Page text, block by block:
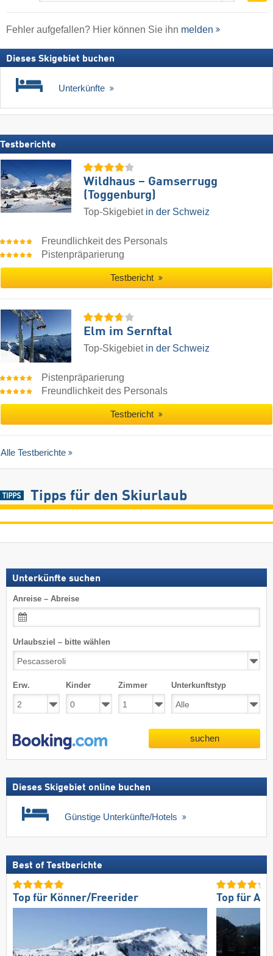
Fehler aufgefallen? Hier können Sie ihn melden
Dieses Skigebiet buchen
Unterkünfte
Testberichte
Wildhaus – Gamserrugg
(Toggenburg)
Top-Skigebiet in der Schweiz
Freundlichkeit des Personals
Pistenpräparierung
Testbericht
Elm im Sernftal
Top-Skigebiet in der Schweiz
Pistenpräparierung
Freundlichkeit des Personals
Testbericht
Alle Testberichte
Tipps für den Skiurlaub
Unterkünfte suchen
Anreise – Abreise
Urlaubsziel – bitte wählen
Erw. Kinder Zimmer Unterkunftstyp
suchen
Dieses Skigebiet online buchen
Günstige Unterkünfte/Hotels
Best of Testberichte
Top für Könner/Freerider Top für